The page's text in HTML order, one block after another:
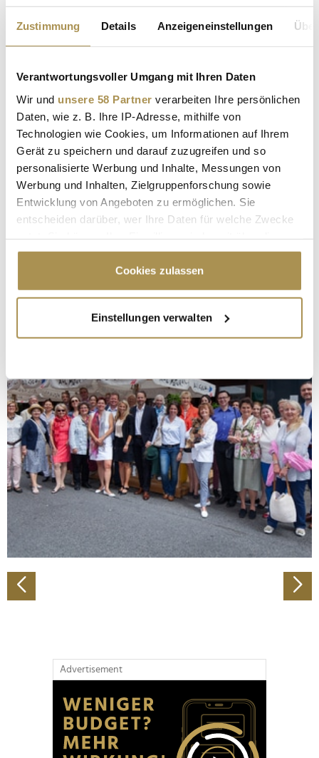
Zustimmung Details Anzeigeneinstellungen
Verantwortungsvoller Umgang mit Ihren Daten
Wir und unsere 58 Partner verarbeiten Ihre persönlichen
Daten, wie z. B. Ihre IP-Adresse, mithilfe von
Technologien wie Cookies, um Informationen auf Ihrem
Gerät zu speichern und darauf zuzugreifen und so
personalisierte Werbung und Inhalte, Messungen von
Werbung und Inhalten, Zielgruppenforschung sowie
Entwicklung von Angeboten zu ermöglichen. Sie
entscheiden darüber, wer Ihre Daten für welche Zwecke
Cookie-Erklärung oder durch Klicken auf das Privacy
Trigger Symbol ändern oder widerrufen
Informationen über Ihre geografische Lage
erfassen, welche bis auf einige Meter genau sein
bestimmten Merkmalen (Fingerprinting) identifizieren
Erfahren Sie mehr darüber, wie Ihre persönlichen Daten
verarbeitet werden, und legen Sie Ihre Präferenzen im
Abschnitt Einzelheiten
fest.
Wir verwenden Cookies, um Inhalte und Anzeigen zu
personalisieren, Funktionen für soziale Medien anbieten
zu können und die Zugriffe auf unsere Website zu
analysieren. Außerdem geben wir Informationen zu Ihrer
Verwendung unserer Website an unsere Partner für
Partner führen diese Informationen möglicherweise mit
weiteren Daten zusammen, die Sie ihnen bereitgestellt
Cookies zulassen
Einstellungen verwalten
Advertisement